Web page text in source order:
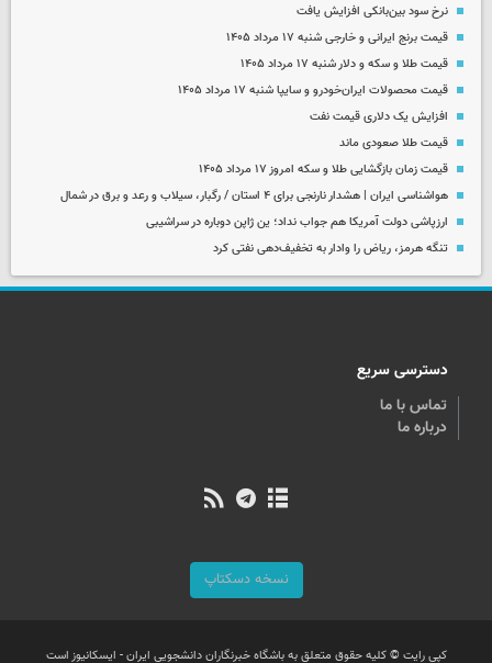
نرخ سود بین‌بانکی افزایش یافت
قیمت برنج ایرانی و خارجی شنبه ۱۷ مرداد ۱۴۰۵
قیمت طلا و سکه و دلار شنبه ۱۷ مرداد ۱۴۰۵
قیمت محصولات ایران‌خودرو و سایپا شنبه ۱۷ مرداد ۱۴۰۵
افزایش یک دلاری قیمت نفت
قیمت طلا صعودی ماند
قیمت زمان بازگشایی طلا و سکه امروز ۱۷ مرداد ۱۴۰۵
هواشناسی ایران | هشدار نارنجی برای ۴ استان / رگبار، سیلاب و رعد و برق در شمال
ارزپاشی دولت آمریکا هم جواب نداد؛ ین ژاپن دوباره در سراشیبی
تنگه هرمز، ریاض را وادار به تخفیف‌دهی نفتی کرد
دسترسی سریع
تماس با ما
درباره ما
نسخه دسکتاپ
کپی رایت © کلیه حقوق متعلق به باشگاه خبرنگاران دانشجویی ایران - ایسکانیوز است